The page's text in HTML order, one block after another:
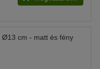
Ø13 cm - matt és fény